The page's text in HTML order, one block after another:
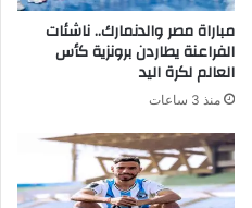
مباراة مصر والدنمارك.. ناشئات
الفراعنة يطاردن برونزية كأس
العالم لكرة اليد
منذ 3 ساعات